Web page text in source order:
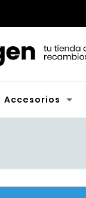
Accesorios